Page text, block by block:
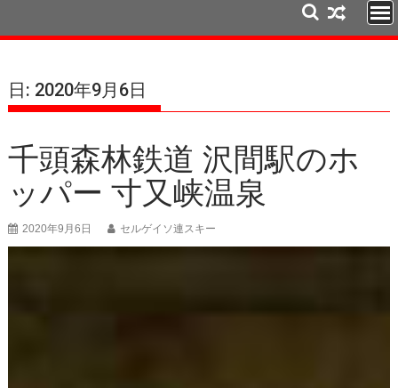
日: 2020年9月6日
千頭森林鉄道 沢間駅のホ
ッパー 寸又峡温泉
2020年9月6日 セルゲイソ連スキー